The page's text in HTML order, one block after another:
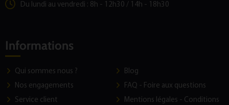
Du lundi au vendredi : 8h - 12h30 / 14h - 18h30
Informations
Qui sommes nous ?
Nos engagements
Service client
Blog
FAQ - Foire aux questions
Mentions légales - Conditions